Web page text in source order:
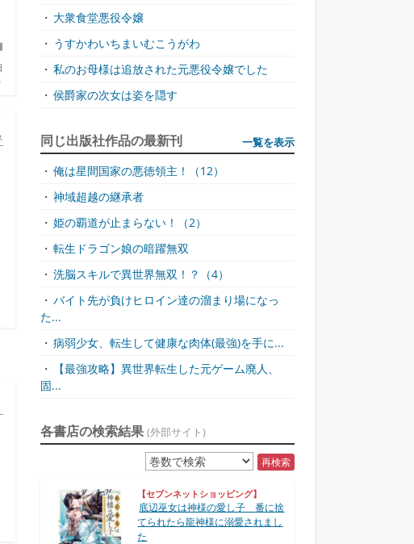
・ 大衆食堂悪役令嬢
・ うすかわいちまいむこうがわ
・ 私のお母様は追放された元悪役令嬢でした
・ 侯爵家の次女は姿を隠す
同じ出版社作品の最新刊 一覧を表示
・ 俺は星間国家の悪徳領主！（12）
・ 神域超越の継承者
・ 姫の覇道が止まらない！（2）
・ 転生ドラゴン娘の暗躍無双
・ 洗脳スキルで異世界無双！？（4）
・ バイト先が負けヒロイン達の溜まり場になっ
た...
・ 病弱少女、転生して健康な肉体(最強)を手に...
・
【最強攻略】異世界転生した元ゲーム廃人、
固...
各書店の検索結果 (外部サイト)
再検索
【セブンネットショッピング】
底辺巫女は神様の愛し子 番に捨
てられたら龍神様に溺愛されまし
た